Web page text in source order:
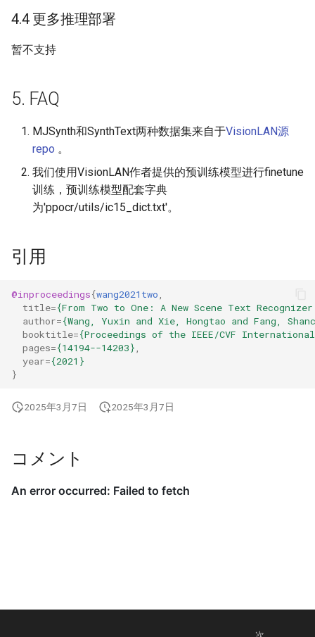
4.4 更多推理部署
暂不支持
5. FAQ
MJSynth和SynthText两种数据集来自于VisionLAN源
repo 。
我们使用VisionLAN作者提供的预训练模型进行finetune
训练，预训练模型配套字典
为'ppocr/utils/ic15_dict.txt'。
引用
@inproceedings{wang2021two
title={From Two to One: A New Scene Text
author={Wang, Yuxin and Xie, Hongtao and Fang,
booktitle={Proceedings of the IEEE/CVF
pages={14194--14203}
year={2021}
}
2025年3月7日 2025年3月7日
コメント